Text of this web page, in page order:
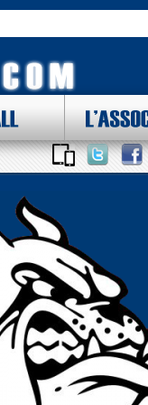
FOOTBALL
Cowboys
Giants
Eagles
Redskins
Falcons
Panthers
Orleans Saints
San
Bay Buccaneers
DES LOTS !